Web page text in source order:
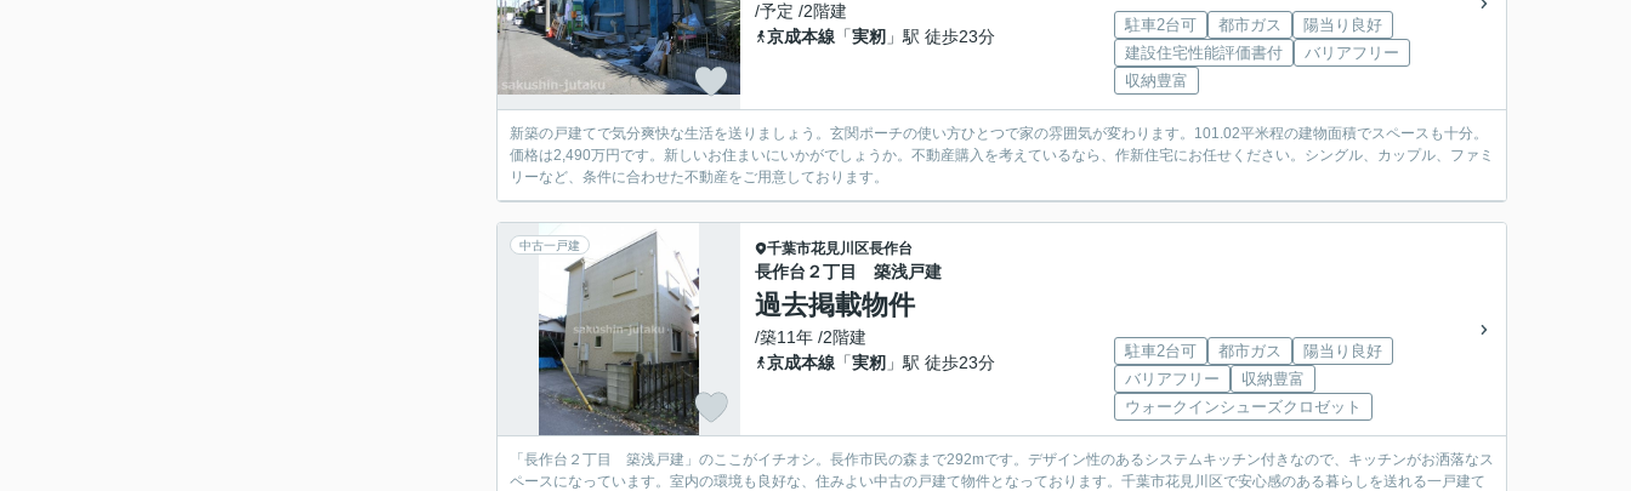
/予定 /2階建
京成本線 「実籾 」駅 徒歩23分
駐車2台可 都市ガス
陽当り良好
建設住宅性能評価書付
バリアフリー
収納豊富
新築の戸建てで気分爽快な生活を送りましょう。玄関ポーチの使い方ひとつで家の雰囲気が変わります。101.02平米程の建物面積でスペースも十分。
価格は2,490万円です。新しいお住まいにいかがでしょうか。不動産購入を考えているなら、作新住宅にお任せください。シングル、カップル、ファミ
リーなど、条件に合わせた不動産をご用意しております。
中古一戸建 千葉市花見川区長作台
長作台２丁目 築浅戸建
過去掲載物件
/築11年 /2階建
京成本線 「実籾 」駅 徒歩23分
駐車2台可 都市ガス
陽当り良好
バリアフリー
収納豊富
ウォークインシューズクロゼット
「長作台２丁目 築浅戸建」のここがイチオシ。長作市民の森まで292mです。デザイン性のあるシステムキッチン付きなので、キッチンがお洒落なス
ペースになっています。室内の環境も良好な、住みよい中古の戸建て物件となっております。千葉市花見川区で安心感のある暮らしを送れる一戸建て